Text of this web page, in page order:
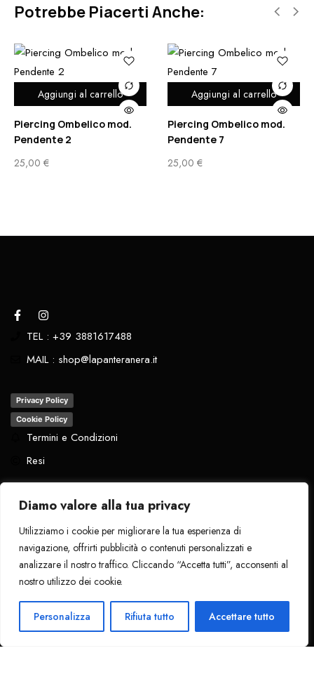
Diamo valore alla tua privacy
Utilizziamo i cookie per migliorare la tua esperienza di
navigazione, offrirti pubblicità o contenuti personalizzati e
analizzare il nostro traffico. Cliccando “Accetta tutti”, acconsenti al
nostro utilizzo dei cookie.
Personalizza Rifiuta tutto Accettare tutto
Potrebbe Piacerti Anche:
Aggiungi al carrello
Piercing Ombelico mod.
Pendente 2
25,00 €
Aggiungi al carrello
Piercing Ombelico mod.
Pendente 7
25,00 €
TEL : +39 3881617488
MAIL : shop@lapanteranera.it
Privacy Policy
Cookie Policy
Termini e Condizioni
Resi
Tutti i diritti riservati . 2024 - La Pantera
Nera